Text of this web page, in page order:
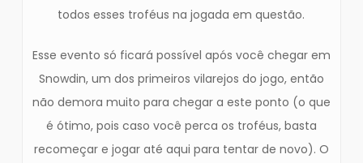
todos esses troféus na jogada em questão.
Esse evento só ficará possível após você chegar em
Snowdin, um dos primeiros vilarejos do jogo, então
não demora muito para chegar a este ponto (o que
é ótimo, pois caso você perca os troféus, basta
recomeçar e jogar até aqui para tentar de novo). O